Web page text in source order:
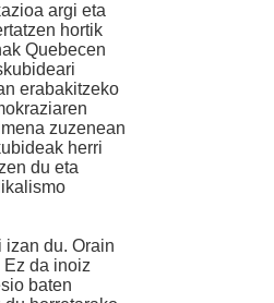
argi eta
hortik
Quebecen
erabakitzeko
zuzenean
herri
du eta
izan du. Orain
da inoiz
baten